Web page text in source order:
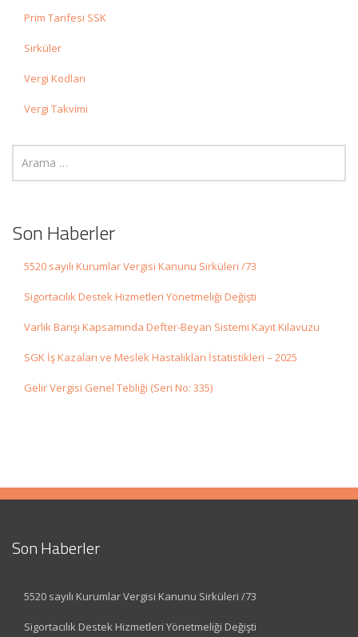
Prim Tarifesi SSK
Sirküler
Vergi Kodları
Vergi Takvimi
Son Haberler
5520 sayılı Kurumlar Vergisi Kanunu Sirküleri /73
Sigortacılık Destek Hizmetleri Yönetmeliği Değişti
Varlık Barışı Kapsamında Defter-Beyan Sistemi Kayıt Kılavuzu
SGK İş Kazaları ve Meslek Hastalıkları İstatistikleri – 2025
Gelir Vergisi Genel Tebliği (Seri No: 335)
Son Haberler
5520 sayılı Kurumlar Vergisi Kanunu Sirküleri /73
Sigortacılık Destek Hizmetleri Yönetmeliği Değişti